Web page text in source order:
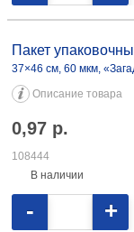
Пакет
37×46 см, 60 мкм,
Описание товара
0,97 р.
108444
В наличии
- +